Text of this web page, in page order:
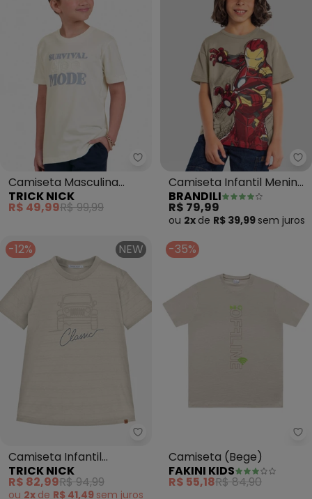
Trick Nick - Camiseta
Camiseta Masculina
Infantil com Estampa
(Bege)
TRICK NICK
R$ 49,99R$ 99,99
Camiseta Infantil Menino
em Meia Malha (Bege)
BRANDILI
R$ 79,99
ou 2x de R$ 39,99 sem juros
-12% NEW
Trick Nick - Camiseta Infantil
Camiseta Infantil
Masculina Meia Malha
(Bege)
TRICK NICK
R$ 82,99R$ 94,99
ou 2x de R$ 41,49 sem juros
-35%
Camiseta (Bege)
FAKINI KIDS
R$ 55,18R$ 84,90